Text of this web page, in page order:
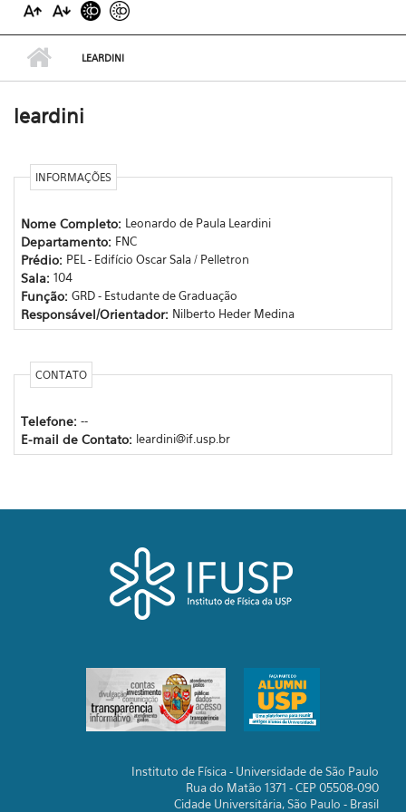
LEARDINI
leardini
INFORMAÇÕES
Nome Completo: Leonardo de Paula Leardini
Departamento: FNC
Prédio: PEL - Edifício Oscar Sala / Pelletron
Sala: 104
Função: GRD - Estudante de Graduação
Responsável/Orientador: Nilberto Heder Medina
CONTATO
Telefone: --
E-mail de Contato: leardini@if.usp.br
Instituto de Física - Universidade de São Paulo
Rua do Matão 1371 - CEP 05508-090
Cidade Universitária, São Paulo - Brasil